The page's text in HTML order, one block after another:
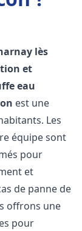
lès
et
eau
est une
Les
équipe sont
pour
et
de panne de
offrons une
pour